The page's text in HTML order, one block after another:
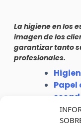
La higiene en los
imagen de los
garantizar tanto
profesionales.
Papel